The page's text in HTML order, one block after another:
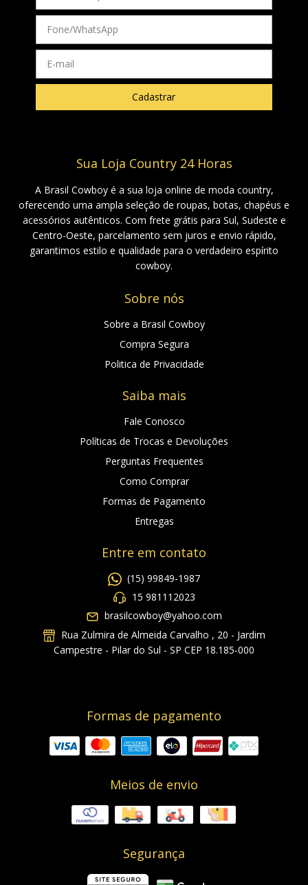
Sua Loja Country 24 Horas
A Brasil Cowboy é a sua loja online de moda country,
oferecendo uma ampla seleção de roupas, botas, chapéus e
acessórios autênticos. Com frete grátis para Sul, Sudeste e
Centro-Oeste, parcelamento sem juros e envio rápido,
garantimos estilo e qualidade para o verdadeiro espírito
cowboy.
Sobre nós
Sobre a Brasil Cowboy
Compra Segura
Politica de Privacidade
Saiba mais
Fale Conosco
Políticas de Trocas e Devoluções
Perguntas Frequentes
Como Comprar
Formas de Pagamento
Entregas
Entre em contato
(15) 99849-1987
15 981112023
brasilcowboy@yahoo.com
Rua Zulmira de Almeida Carvalho , 20 - Jardim
Campestre - Pilar do Sul - SP CEP 18.185-000
Formas de pagamento
Meios de envio
Segurança